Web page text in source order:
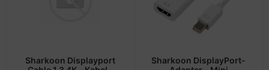
Sharkoon Displayport
Sharkoon DisplayPort-